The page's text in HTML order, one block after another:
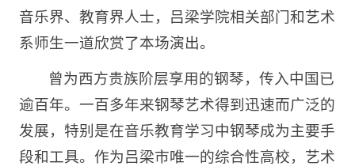
音乐界、教育界人士，吕梁学院相关部门和艺术
系师生一道欣赏了本场演出。
曾为西方贵族阶层享用的钢琴，传入中国已
逾百年。一百多年来钢琴艺术得到迅速而广泛的
发展，特别是在音乐教育学习中钢琴成为主要手
段和工具。作为吕梁市唯一的综合性高校，艺术